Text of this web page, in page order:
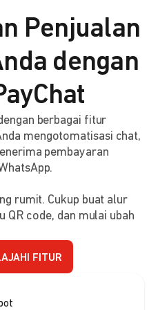
Penjualan
dengan
berbagai fitur
mengotomatisasi chat,
pembayaran
rumit. Cukup buat alur
QR code, dan mulai ubah
FITUR